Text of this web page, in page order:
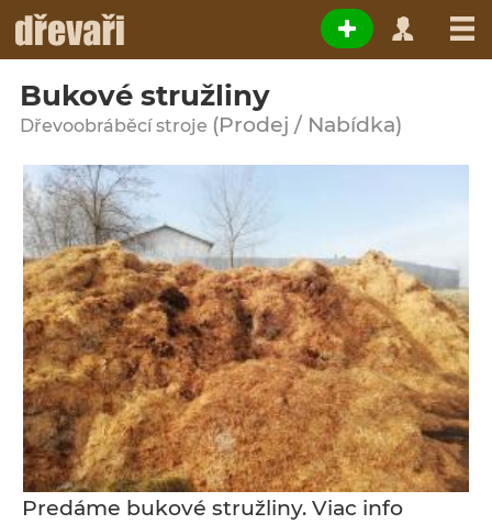
Bukové stružliny
Dřevoobráběcí stroje (Prodej / Nabídka)
Predáme bukové stružliny. Viac info